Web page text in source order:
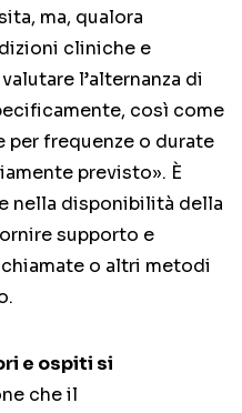
ma, qualora
cliniche e
l’alternanza di
così come
per frequenze o durate
previsto». È
nella disponibilità della
supporto e
o altri metodi
e ospiti si
che il